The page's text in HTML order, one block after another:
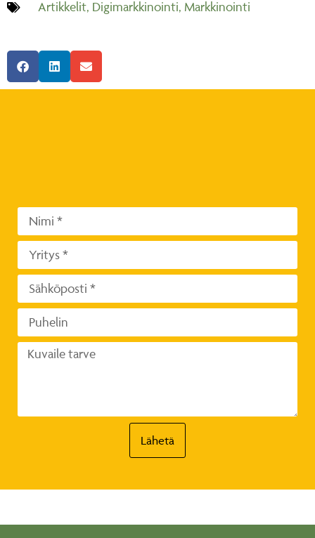
Artikkelit, Digimarkkinointi, Markkinointi
Lähetä